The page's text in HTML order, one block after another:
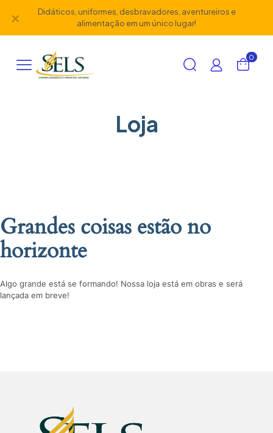
Didáticos, uniformes, desbravadores, aventureiros e
alimentação em um único lugar!
✕
0
Loja
Grandes coisas estão no
horizonte
Algo grande está se formando! Nossa loja está em obras e será
lançada em breve!